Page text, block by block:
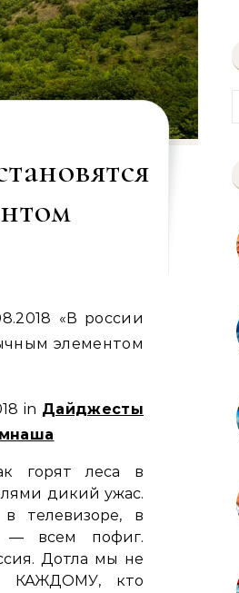
элементом
in Дайджесты
горят леса в
дикий ужас.
телевизоре, в
— всем пофиг.
Дотла мы не
КАЖДОМУ, кто